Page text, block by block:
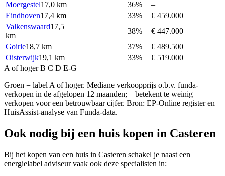
Moergestel17,0 km 36%
–
Eindhoven17,4 km 33%
€ 459.000
Valkenswaard17,5
km
38%
€ 447.000
Goirle18,7 km 37%
€ 489.500
Oisterwijk19,1 km 33%
€ 519.000
A of hogerB C D E-G
Groen = label A of hoger. Mediane verkoopprijs o.b.v. funda-
verkopen in de afgelopen 12 maanden; – betekent te weinig
verkopen voor een betrouwbaar cijfer. Bron: EP-Online register en
HuisAssist-analyse van Funda-data.
Ook nodig bij een huis kopen in Casteren
Bij het kopen van een huis in Casteren schakel je naast een
energielabel adviseur vaak ook deze specialisten in: